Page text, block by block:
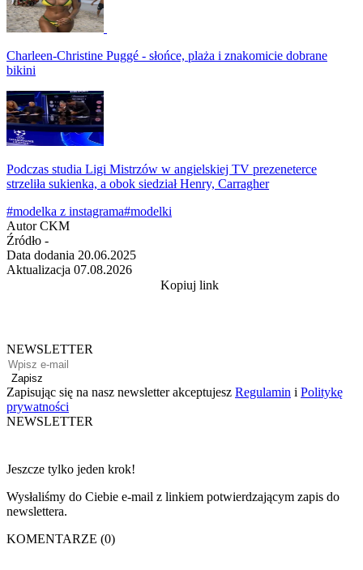
Charleen-Christine Puggé - słońce, plaża i znakomicie dobrane
bikini
Podczas studia Ligi Mistrzów w angielskiej TV prezeneterce
strzeliła sukienka, a obok siedział Henry, Carragher
#modelka z instagrama#modelki
Autor CKM
Źródło -
Data dodania 20.06.2025
Aktualizacja 07.08.2026
Kopiuj link
NEWSLETTER
Zapisz
Zapisując się na nasz newsletter akceptujesz Regulamin i Politykę
prywatności
NEWSLETTER
Jeszcze tylko jeden krok!
Wysłaliśmy do Ciebie e-mail z linkiem potwierdzającym zapis do
newslettera.
KOMENTARZE (0)